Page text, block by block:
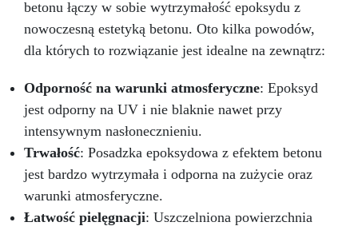
betonu łączy w sobie wytrzymałość epoksydu z
nowoczesną estetyką betonu. Oto kilka powodów,
dla których to rozwiązanie jest idealne na zewnątrz:
Odporność na warunki atmosferyczne: Epoksyd
jest odporny na UV i nie blaknie nawet przy
intensywnym nasłonecznieniu.
Trwałość: Posadzka epoksydowa z efektem betonu
jest bardzo wytrzymała i odporna na zużycie oraz
warunki atmosferyczne.
Łatwość pielęgnacji: Uszczelniona powierzchnia